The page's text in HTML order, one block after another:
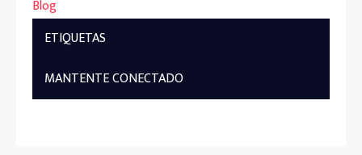
Blog
ETIQUETAS
MANTENTE CONECTADO